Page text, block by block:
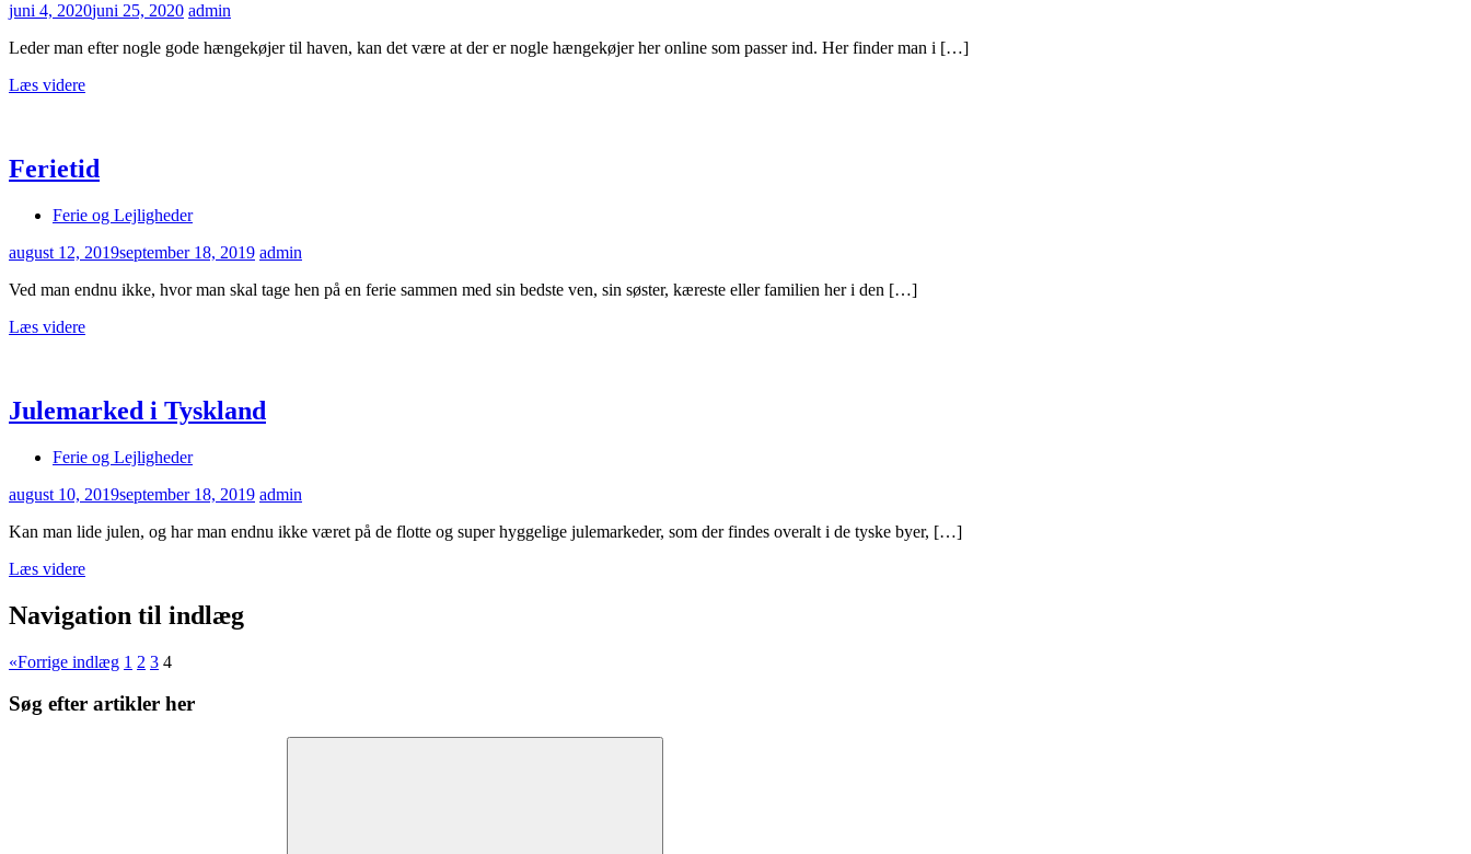
juni 4, 2020juni 25, 2020 admin
Leder man efter nogle gode hængekøjer til haven, kan det være at der er nogle hængekøjer her online som passer ind. Her finder man i […]
Læs videre
Ferietid
Ferie og Lejligheder
august 12, 2019september 18, 2019 admin
Ved man endnu ikke, hvor man skal tage hen på en ferie sammen med sin bedste ven, sin søster, kæreste eller familien her i den […]
Læs videre
Julemarked i Tyskland
Ferie og Lejligheder
august 10, 2019september 18, 2019 admin
Kan man lide julen, og har man endnu ikke været på de flotte og super hyggelige julemarkeder, som der findes overalt i de tyske byer, […]
Læs videre
Navigation til indlæg
«Forrige indlæg 1 2 3 4
Søg efter artikler her